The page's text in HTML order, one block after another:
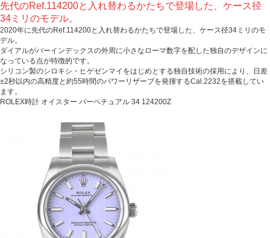
先代のRef.114200と入れ替わるかたちで登場した、ケース径
34ミリのモデル。
2020年に先代のRef.114200と入れ替わるかたちで登場した、ケース径34ミリのモ
デル。
ダイアルがバーインデックスの外周に小さなローマ数字を配した独自のデザインに
なっている点が特徴的です。
シリコン製のシロキシ・ヒゲゼンマイをはじめとする独自技術の採用により、日差
±2秒以内の高精度と約55時間のパワーリザーブを発揮するCal.2232を搭載してい
ます。
ROLEX時計 オイスター パーペチュアル 34 124200Z